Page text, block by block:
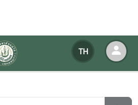
TH
ของหน่วยงาน
วยงาน